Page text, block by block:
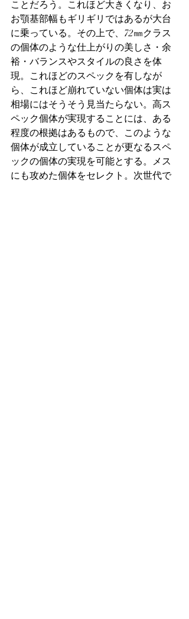
ことだろう。これほど大きくなり、お
お顎基部幅もギリギリではあるが大台
に乗っている。その上で、72㎜クラス
の個体のような仕上がりの美しさ・余
裕・バランスやスタイルの良さを体
現。これほどのスペックを有しなが
ら、これほど崩れていない個体は実は
相場にはそうそう見当たらない。高ス
ペック個体が実現することには、ある
程度の根拠はあるもので、このような
個体が成立していることが更なるスペ
ックの個体の実現を可能とする。メス
にも攻めた個体をセレクト。次世代で